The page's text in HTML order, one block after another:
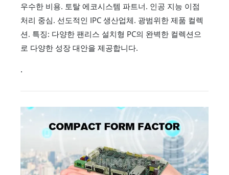
우수한 비용. 토탈 에코시스템 파트너. 인공 지능 이점
처리 중심. 선도적인 IPC 생산업체. 광범위한 제품 컬렉
션. 특징: 다양한 팬리스 설치형 PC의 완벽한 컬렉션으
로 다양한 성장 대안을 제공합니다.
.